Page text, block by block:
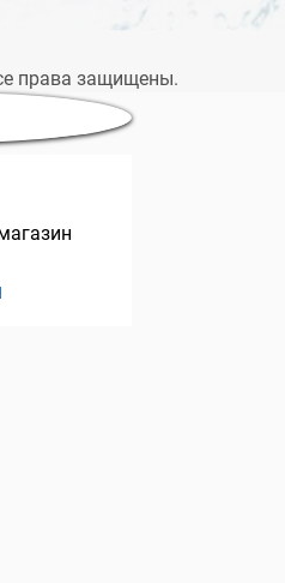
права защищены.